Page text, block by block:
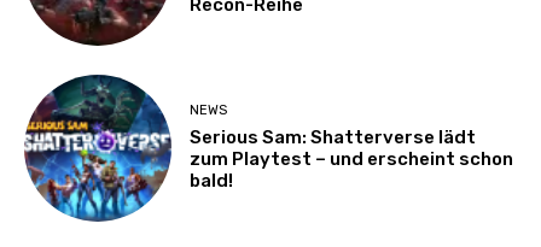
Recon-Reihe
NEWS
Serious Sam: Shatterverse lädt
zum Playtest – und erscheint schon
bald!